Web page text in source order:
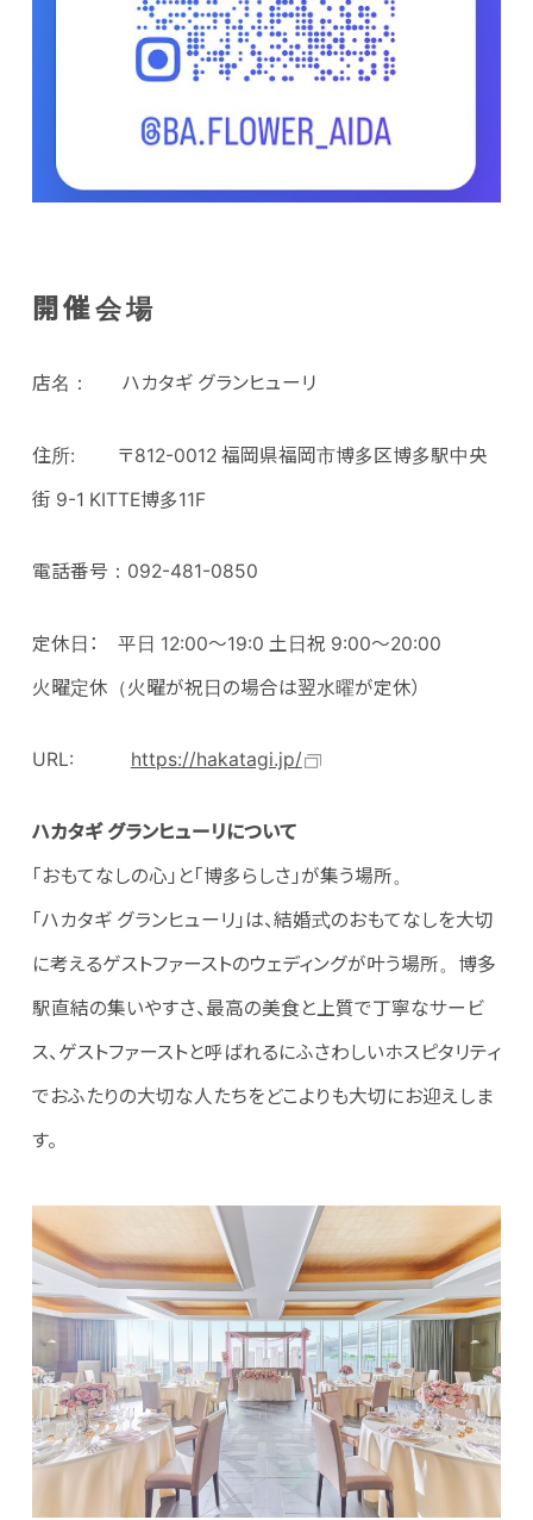
開催会場
店名： ハカタギ グランヒューリ
住所: 〒812-0012 福岡県福岡市博多区博多駅中央
街 9-1 KITTE博多11F
電話番号：092-481-0850
定休日： 平日 12:00～19:0 土日祝 9:00～20:00
火曜定休（火曜が祝日の場合は翌水曜が定休）
URL: https://hakatagi.jp/
ハカタギ グランヒューリについて
「おもてなしの心」と「博多らしさ」が集う場所。
「ハカタギ グランヒューリ」は、結婚式のおもてなしを大切
に考えるゲストファーストのウェディングが叶う場所。博多
駅直結の集いやすさ、最高の美食と上質で丁寧なサービ
ス、ゲストファーストと呼ばれるにふさわしいホスピタリティ
でおふたりの大切な人たちをどこよりも大切にお迎えしま
す。